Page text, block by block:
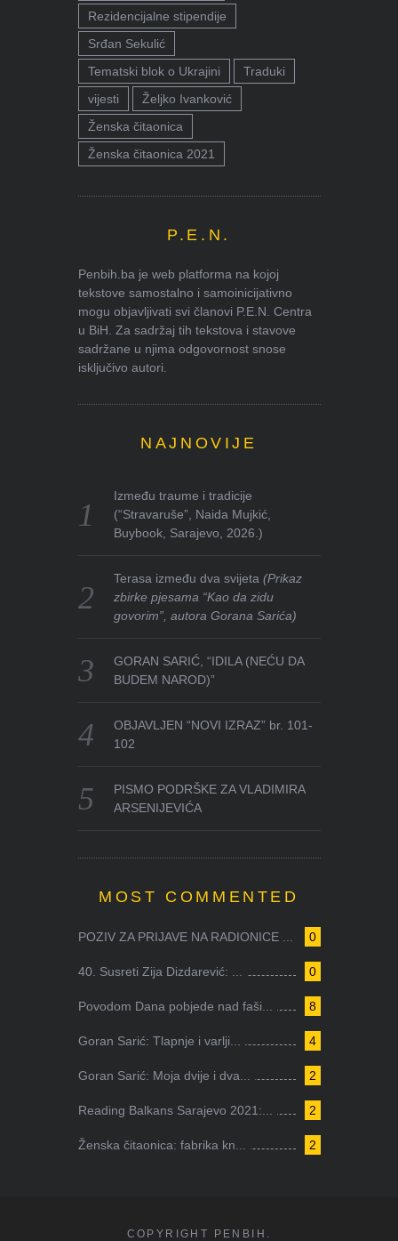
Rezidencijalne stipendije
Srđan Sekulić
Tematski blok o Ukrajini
Traduki
vijesti
Željko Ivanković
Ženska čitaonica
Ženska čitaonica 2021
P.E.N.
Penbih.ba je web platforma na kojoj
tekstove samostalno i samoinicijativno
mogu objavljivati svi članovi P.E.N. Centra
u BiH. Za sadržaj tih tekstova i stavove
sadržane u njima odgovornost snose
isključivo autori.
NAJNOVIJE
Između traume i tradicije
(“Stravaruše”, Naida Mujkić,
Buybook, Sarajevo, 2026.)
Terasa između dva svijeta(Prikaz
zbirke pjesama “Kao da zidu
govorim”, autora Gorana Sarića)
GORAN SARIĆ, “IDILA (NEĆU DA
BUDEM NAROD)”
OBJAVLJEN “NOVI IZRAZ” br. 101-
102
PISMO PODRŠKE ZA VLADIMIRA
ARSENIJEVIĆA
MOST COMMENTED
0
POZIV ZA PRIJAVE NA RADIONICE ...
0
40. Susreti Zija Dizdarević: ...
8
Povodom Dana pobjede nad faši...
4
Goran Sarić: Tlapnje i varlji...
2
Goran Sarić: Moja dvije i dva...
2
Reading Balkans Sarajevo 2021:...
2
Ženska čitaonica: fabrika kn...
COPYRIGHT PENBIH.